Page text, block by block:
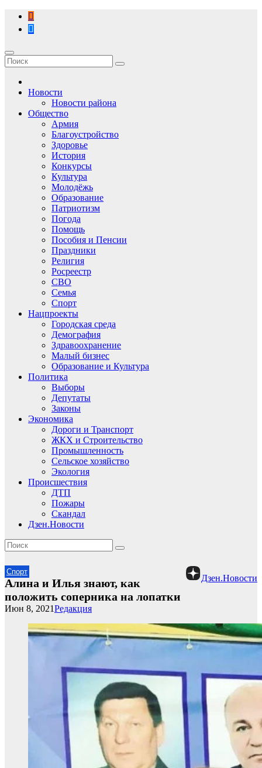
Перейти
содержимому
Новости
Новости района
Общество
Армия
Благоустройство
Здоровье
История
Конкурсы
Культура
Молодёжь
Образование
Патриотизм
Погода
Помощь
Пособия и Пенсии
Праздники
Религия
Росреестр
СВО
Семья
Спорт
Нацпроекты
Городская среда
Демография
Здравоохранение
Малый бизнес
Образование и Культура
Политика
Выборы
Депутаты
Законы
Экономика
Дороги и Транспорт
ЖКХ и Строительство
Промышленность
Сельское хозяйство
Экология
Происшествия
ДТП
Пожары
Скандал
Дзен.Новости
Спорт
Дзен.Новости
Алина и Илья знают, как
положить соперника на лопатки
Редакция
Июн 8, 2021